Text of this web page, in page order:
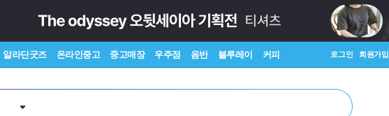
알라딘굿즈 온라인중고 중고매장 우주점 음반 블루레이 커피 로그인 회원가입